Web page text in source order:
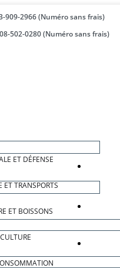
909-2966 (Numéro sans frais)
502-0280 (Numéro sans frais)
ET DÉFENSE
TRANSPORTS
ET BOISSONS